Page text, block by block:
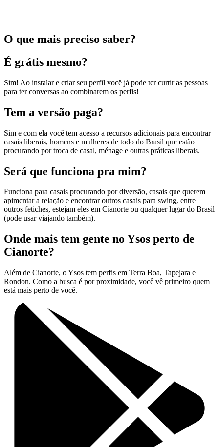
O que mais preciso saber?
É grátis mesmo?
Sim! Ao instalar e criar seu perfil você já pode ter curtir as pessoas
para ter conversas ao combinarem os perfis!
Tem a versão paga?
Sim e com ela você tem acesso a recursos adicionais para encontrar
casais liberais, homens e mulheres de todo do Brasil que estão
procurando por troca de casal, ménage e outras práticas liberais.
Será que funciona pra mim?
Funciona para casais procurando por diversão, casais que querem
apimentar a relação e encontrar outros casais para swing, entre
outros fetiches, estejam eles em Cianorte ou qualquer lugar do Brasil
(pode usar viajando também).
Onde mais tem gente no Ysos perto de
Cianorte?
Além de Cianorte, o Ysos tem perfis em Terra Boa, Tapejara e
Rondon. Como a busca é por proximidade, você vê primeiro quem
está mais perto de você.